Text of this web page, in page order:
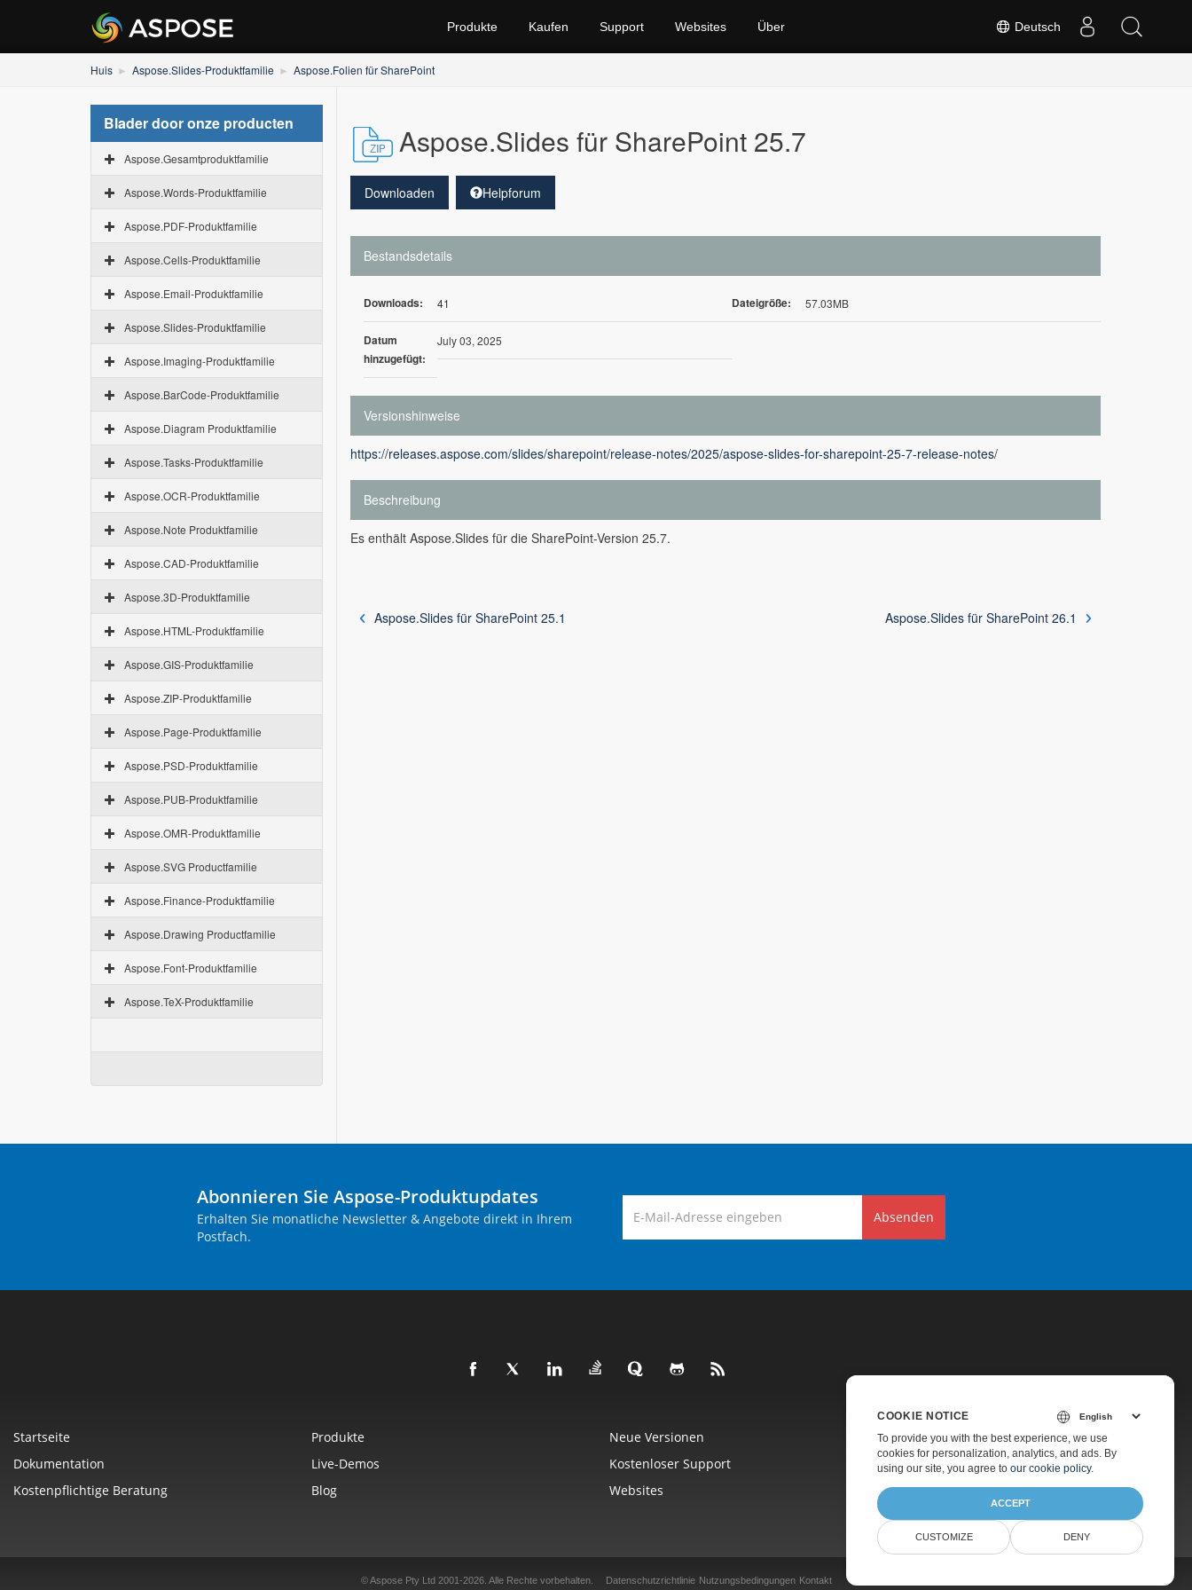
Deutsch
Produkte Kaufen Support Websites Über
Huis Aspose.Slides-Produktfamilie Aspose.Folien für SharePoint
Blader door onze producten
Aspose.Gesamtproduktfamilie
Aspose.Words-Produktfamilie
Aspose.PDF-Produktfamilie
Aspose.Cells-Produktfamilie
Aspose.Email-Produktfamilie
Aspose.Slides-Produktfamilie
Aspose.Imaging-Produktfamilie
Aspose.BarCode-Produktfamilie
Aspose.Diagram Produktfamilie
Aspose.Tasks-Produktfamilie
Aspose.OCR-Produktfamilie
Aspose.Note Produktfamilie
Aspose.CAD-Produktfamilie
Aspose.3D-Produktfamilie
Aspose.HTML-Produktfamilie
Aspose.GIS-Produktfamilie
Aspose.ZIP-Produktfamilie
Aspose.Page-Produktfamilie
Aspose.PSD-Produktfamilie
Aspose.PUB-Produktfamilie
Aspose.OMR-Produktfamilie
Aspose.SVG Productfamilie
Aspose.Finance-Produktfamilie
Aspose.Drawing Productfamilie
Aspose.Font-Produktfamilie
Aspose.TeX-Produktfamilie
Aspose.Slides für SharePoint 25.7
Downloaden Helpforum
Bestandsdetails
Downloads: 41 Dateigröße: 57.03MB
Datum
hinzugefügt:
July 03, 2025
Versionshinweise
https://releases.aspose.com/slides/sharepoint/release-notes/2025/aspose-slides-for-sharepoint-25-7-release-notes/
Beschreibung
Es enthält Aspose.Slides für die SharePoint-Version 25.7.
Aspose.Slides für SharePoint 25.1 Aspose.Slides für SharePoint 26.1
Abonnieren Sie Aspose-Produktupdates
Erhalten Sie monatliche Newsletter & Angebote direkt in Ihrem
Postfach.
Absenden
Startseite Produkte Neue Versionen
Preise
Dokumentation
Live-Demos Kostenloser Support
Kostenpflichtiger Support
Kostenpflichtige Beratung
Blog Websites Über Uns
© Aspose Pty Ltd 2001-2026. Alle Rechte vorbehalten. Datenschutzrichtlinie Nutzungsbedingungen Kontakt
COOKIE NOTICE
To provide you with the best experience, we use
cookies for personalization, analytics, and ads. By
using our site, you agree to our cookie policy.
ACCEPT
CUSTOMIZE DENY